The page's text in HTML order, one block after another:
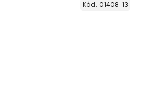
Kód: 01408-13